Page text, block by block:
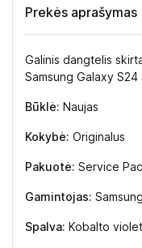
Prekės aprašymas
Galinis dangtelis
Samsung Galaxy S24
Būklė: Naujas
Kokybė: Originalus
Pakuotė: Service
Gamintojas: Samsung
Spalva: Kobalto